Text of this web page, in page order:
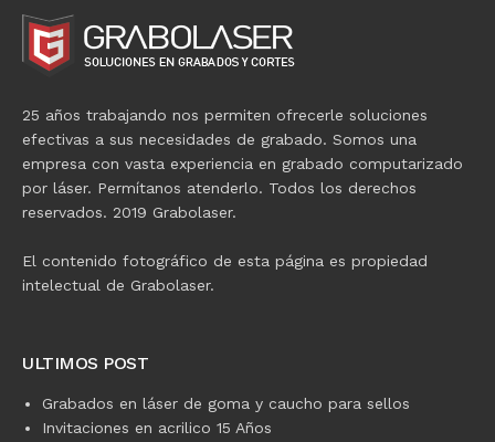
25 años trabajando nos permiten ofrecerle soluciones
efectivas a sus necesidades de grabado. Somos una
empresa con vasta experiencia en grabado computarizado
por láser. Permítanos atenderlo. Todos los derechos
reservados. 2019 Grabolaser.
El contenido fotográfico de esta página es propiedad
intelectual de Grabolaser.
ULTIMOS POST
Grabados en láser de goma y caucho para sellos
Invitaciones en acrilico 15 Años